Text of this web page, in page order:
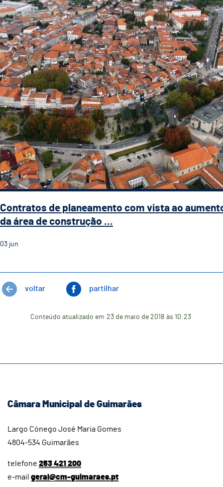
Contratos de planeamento com vista ao
da área de construção ...
03 jun
voltar partilhar
Conteúdo atualizado em 23 de maio de 2018 às 10:23
Câmara Municipal de Guimarães
Largo Cónego José Maria Gomes
4804-534 Guimarães
telefone 253 421 200
e-mail geral@cm-guimaraes.pt